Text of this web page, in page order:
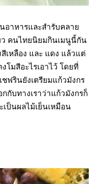
อาหารและสำรับคลาย
ว คนไทยนิยมกินเมนูนี้กัน
เหลือง และ แดง แล้วแต่
โมสีอะไรเอาไว้ โดยที่
ฟรินยังเตรียมแก้วมังกร
กับทางเราว่าแก้วมังกรก็
ป็นผลไม้เย็นเหมือน